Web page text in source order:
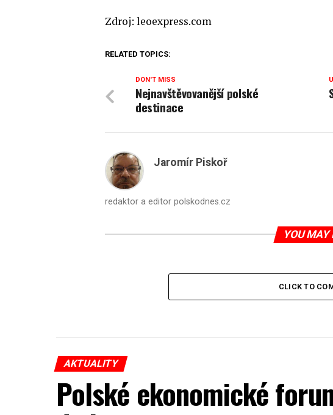
Zdroj: leoexpress.com
RELATED TOPICS:
DON'T MISS
Nejnavštěvovanější polské
destinace
Jaromír Piskoř
redaktor a editor polskodnes.cz
YOU
CLICK TO
AKTUALITY
Polské ekonomické